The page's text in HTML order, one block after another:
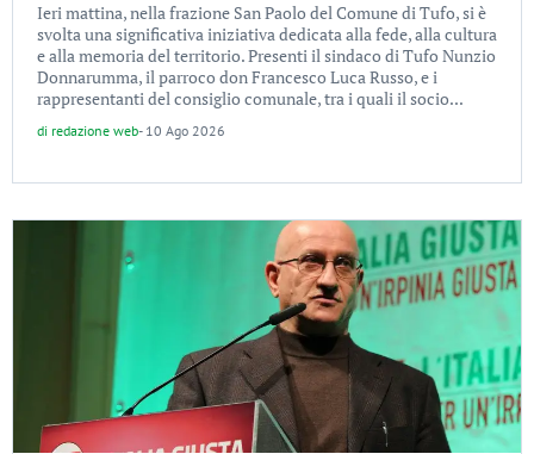
Ieri mattina, nella frazione San Paolo del Comune di Tufo, si è
svolta una significativa iniziativa dedicata alla fede, alla cultura
e alla memoria del territorio. Presenti il sindaco di Tufo Nunzio
Donnarumma, il parroco don Francesco Luca Russo, e i
rappresentanti del consiglio comunale, tra i quali il socio...
di redazione web- 10 Ago 2026